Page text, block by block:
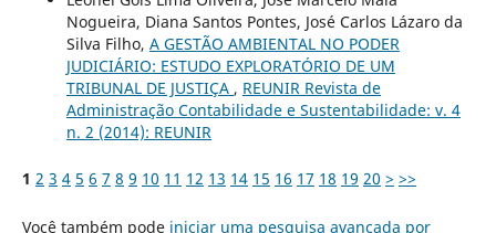
Nogueira, Diana Santos Pontes, José Carlos Lázaro da
Silva Filho, A GESTÃO AMBIENTAL NO PODER
JUDICIÁRIO: ESTUDO EXPLORATÓRIO DE UM
TRIBUNAL DE JUSTIÇA , REUNIR Revista de
Administração Contabilidade e Sustentabilidade: v. 4
n. 2 (2014): REUNIR
1 2 3 4 5 6 7 8 9 10 11 12 13 14 15 16 17 18 19 20 > >>
Você também pode iniciar uma pesquisa avançada por